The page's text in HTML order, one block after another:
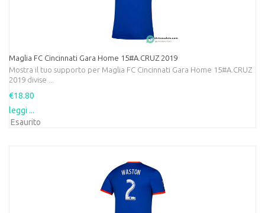
Maglia FC Cincinnati Gara Home 15#A.CRUZ 2019
Mostra il tuo supporto per Maglia FC Cincinnati Gara Home 15#A.CRUZ
2019 divise ...
€18.80
leggi ...
Esaurito